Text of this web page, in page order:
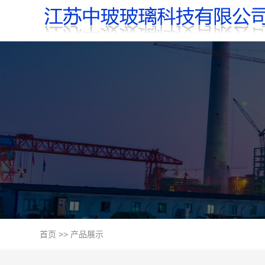
首页 >> 产品展示